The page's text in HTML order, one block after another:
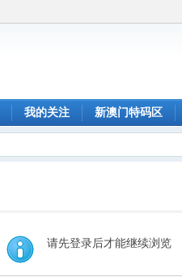
我的关注 新澳门特码区
请先登录后才能继续浏览